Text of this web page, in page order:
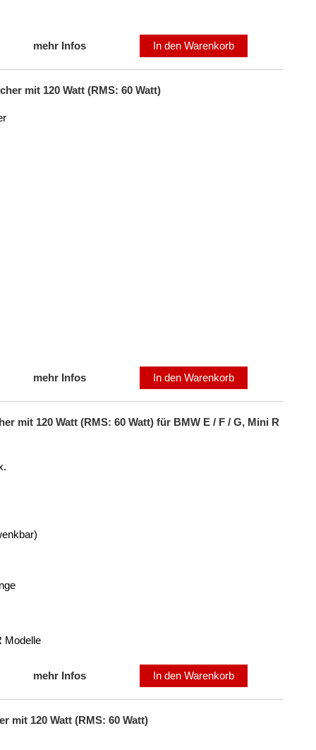
mehr Infos In den Warenkorb
mit 120 Watt (RMS: 60 Watt)
mehr Infos In den Warenkorb
mit 120 Watt (RMS: 60 Watt) für BMW E / F / G, Mini R
Modelle
mehr Infos In den Warenkorb
mit 120 Watt (RMS: 60 Watt)